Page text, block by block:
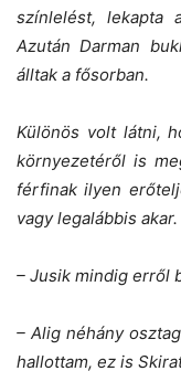
színlelést, lekapta
Azután Darman
álltak a fősorban.
Különös volt látni,
környezetéről is
férfinak ilyen
vagy legalábbis akar.
– Jusik mindig erről
– Alig néhány
hallottam, ez is